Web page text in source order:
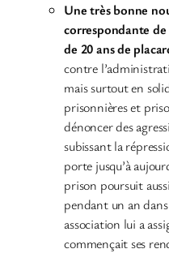
Une très bonne
correspondante de
de 20 ans de
contre
mais surtout en
prisonnières et
dénoncer des
subissant la
porte jusqu’à
prison poursuit
pendant un an
association lui a
commençait ses